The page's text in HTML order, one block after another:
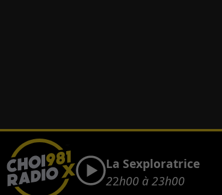
La Sexploratrice
22h00 à 23h00